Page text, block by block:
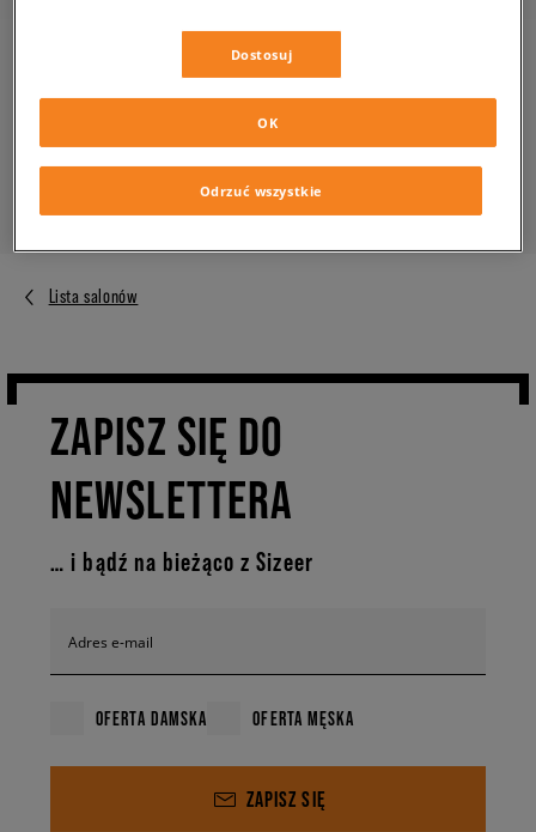
ŁÓDŹ MANUFAKTURA 2 SIZEER
tel.: 785680081
Niedziela: 10:00 - 21:00
Lista salonów
ZAPISZ SIĘ DO
NEWSLETTERA
… i bądź na bieżąco z Sizeer
Adres e-mail
OFERTA DAMSKA OFERTA MĘSKA
ZAPISZ SIĘ
Dostosuj
Odrzuć wszystkie
OK